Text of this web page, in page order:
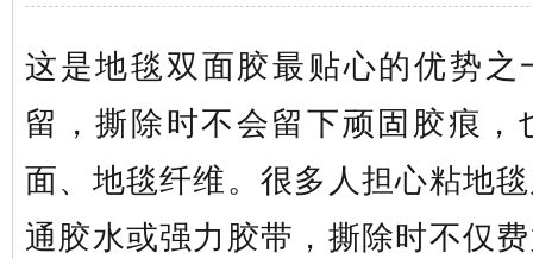
这是地毯双面胶最贴心的优势
留，撕除时不会留下顽固胶痕，
面、地毯纤维。很多人担心粘地
通胶水或强力胶带，撕除时不仅